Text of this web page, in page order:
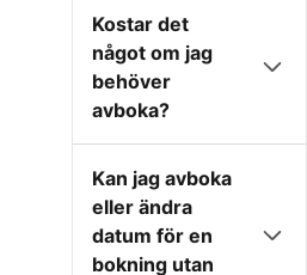
Kostar det
något om jag
behöver
avboka?
Kan jag avboka
eller ändra
datum för en
bokning utan